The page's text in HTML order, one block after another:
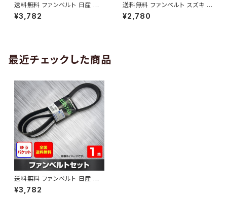
送料無料 ファンベルト 日産 キ
ューブ 型式Z12 H20.11～H24.
10 （国内トップメーカー） 1本 H
¥3,782
送料無料 ファンベルト スズキ ワ
ゴンR 型式MH34S H24.09～
H29.02 （国内トップメーカー）
¥2,780
最近チェックした商品
送料無料 ファンベルト 日産 ティ
ーダ 型式C11 H22.08～ （国内
トップメーカー） 1本 HAB-042
¥3,782